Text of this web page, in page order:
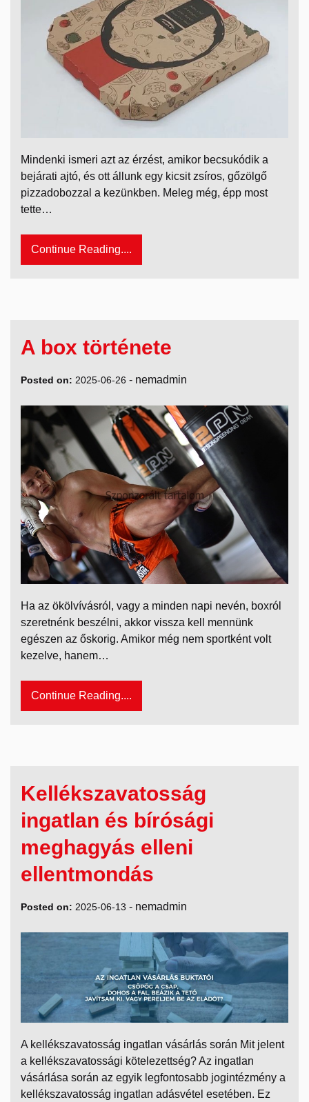
Mindenki ismeri azt az érzést, amikor becsukódik a
bejárati ajtó, és ott állunk egy kicsit zsíros, gőzölgő
pizzadobozzal a kezünkben. Meleg még, épp most
tette…
Continue Reading....
A box története
Posted on: 2025-06-26 - nemadmin
Ha az ökölvívásról, vagy a minden napi nevén, boxról
szeretnénk beszélni, akkor vissza kell mennünk
egészen az őskorig. Amikor még nem sportként volt
kezelve, hanem…
Continue Reading....
Kellékszavatosság
ingatlan és bírósági
meghagyás elleni
ellentmondás
Posted on: 2025-06-13 - nemadmin
A kellékszavatosság ingatlan vásárlás során Mit jelent
a kellékszavatossági kötelezettség? Az ingatlan
vásárlása során az egyik legfontosabb jogintézmény a
kellékszavatosság ingatlan adásvétel esetében. Ez